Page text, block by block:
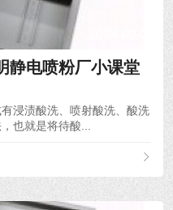
静电喷粉厂小课堂
浸渍酸洗、喷射酸洗、酸洗
也就是将待酸...